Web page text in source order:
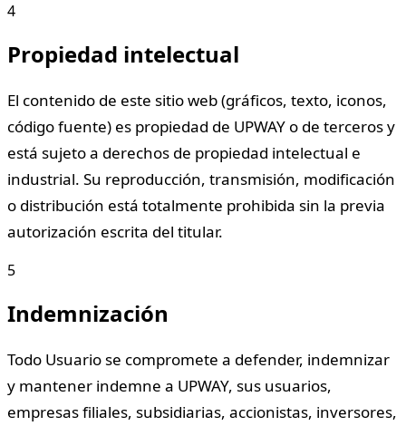
4
Propiedad intelectual
El contenido de este sitio web (gráficos, texto, iconos,
código fuente) es propiedad de UPWAY o de terceros y
está sujeto a derechos de propiedad intelectual e
industrial. Su reproducción, transmisión, modificación
o distribución está totalmente prohibida sin la previa
autorización escrita del titular.
5
Indemnización
Todo Usuario se compromete a defender, indemnizar
y mantener indemne a UPWAY, sus usuarios,
empresas filiales, subsidiarias, accionistas, inversores,